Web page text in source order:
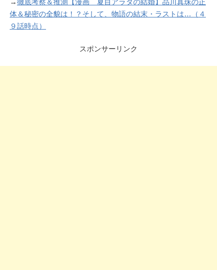
体＆秘密の全貌は！？そして、物語の結末・ラストは…（４
９話時点）
スポンサーリンク